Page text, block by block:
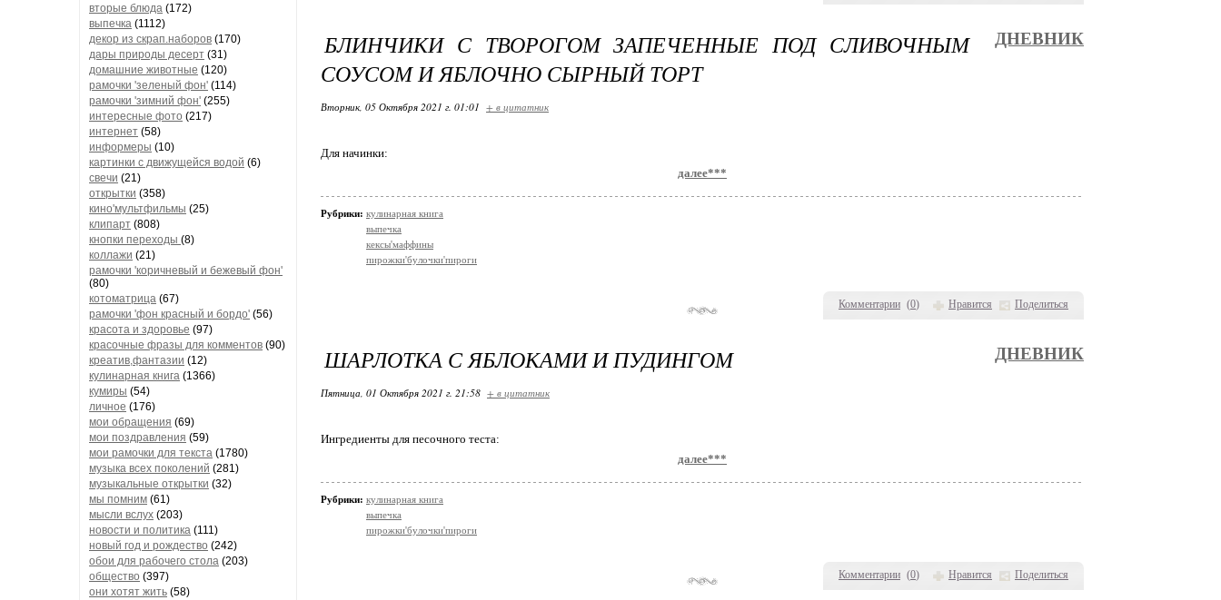
вторые блюда (172)
выпечка (1112)
декор из скрап.наборов (170)
дары природы десерт (31)
домашние животные (120)
рамочки 'зеленый фон' (114)
рамочки 'зимний фон' (255)
интересные фото (217)
интернет (58)
информеры (10)
картинки с движущейся водой (6)
свечи (21)
открытки (358)
кино'мультфильмы (25)
клипарт (808)
кнопки переходы (8)
коллажи (21)
рамочки 'коричневый и бежевый фон'
(80)
котоматрица (67)
рамочки 'фон красный и бордо' (56)
красота и здоровье (97)
красочные фразы для комментов (90)
креатив,фантазии (12)
кулинарная книга (1366)
кумиры (54)
личное (176)
мои обращения (69)
мои поздравления (59)
мои рамочки для текста (1780)
музыка всех поколений (281)
музыкальные открытки (32)
мы помним (61)
мысли вслух (203)
новости и политика (111)
новый год и рождество (242)
обои для рабочего стола (203)
общество (397)
они хотят жить (58)
Комментарии (0) Нравится Поделиться
БЛИНЧИКИ С ТВОРОГОМ ЗАПЕЧЕННЫЕ ПОД СЛИВОЧНЫМ
СОУСОМ И ЯБЛОЧНО СЫРНЫЙ ТОРТ
ДНЕВНИК
Вторник, 05 Октября 2021 г. 01:01 + в цитатник
Для начинки:
далее***
Рубрики: кулинарная книга
выпечка
кексы'маффины
пирожки'булочки'пироги
Комментарии (0) Нравится Поделиться
ШАРЛОТКА С ЯБЛОКАМИ И ПУДИНГОМ ДНЕВНИК
Пятница, 01 Октября 2021 г. 21:58 + в цитатник
Ингредиенты для песочного теста:
далее***
Рубрики: кулинарная книга
выпечка
пирожки'булочки'пироги